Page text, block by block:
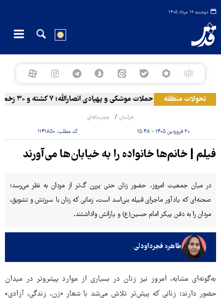
دوشنبه ۱۹ مرداد ۱۴۰۵
تحولات منطقه
المخا زیر حملات موشکی و پهپادی انصارالله؛ ۷ کشته و ۳۰ زخمی
خراسان چندرسانه‌ای
۲۰ فروردین ۱۴۰۵ - ۱۵:۴۸ کد مطلب: ۱۱۴۱۸۵۰
فیلم | خانم‌ها خانواده را به خیابان‌ها می‌آورند
در میان جمعیت امروز، حضور زنان حتی پررن گ‌تر از مردان به نظر می‌رسد؛
صحنه‌ای که یادآور ماجرای قبیله بنی‌اسد است، زمانی که زنان با سرزنش و تشویق،
مردان را به دفن پیکر امام حسین(ع) و یارانش واداشتند.
طاهره فجرداودلی
به‌گونه‌ای مشابه، امروز نیز زنان در بسیاری از موارد پیشروتر در میدان
حضور دارند؛ زنانی که پیش‌تر تلاش می‌شد با شعار «زن، زندگی، آزادی»